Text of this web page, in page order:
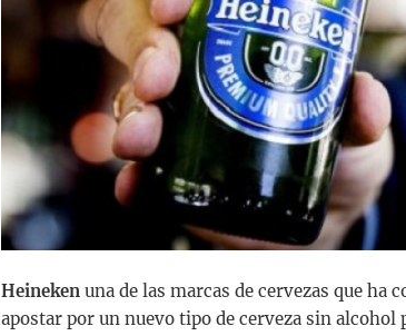
Heineken una de las marcas de cervezas que ha
apostar por un nuevo tipo de cerveza sin alcohol